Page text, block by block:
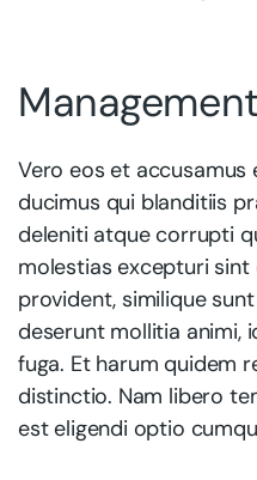
Vero eos et
ducimus qui blanditiis
deleniti atque corrupti
molestias excepturi
provident, similique
deserunt mollitia animi,
fuga. Et harum quidem
distinctio. Nam libero
est eligendi optio